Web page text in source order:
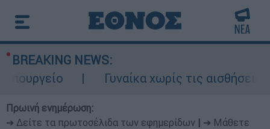
BREAKING NEWS:
Γυναίκα χωρίς τις αισθήσεις
Πρωινή ενημέρωση:
➔ Δείτε τα πρωτοσέλιδα των εφημερίδων
➔ Μάθετε